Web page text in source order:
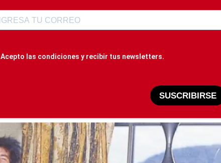
Acepto las condiciones y recibir tus newsletters.
SUSCRIBIRSE